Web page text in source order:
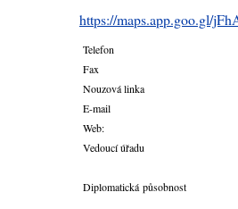
https://maps.app.goo.gl/
Telefon
Fax
Nouzová linka
E-mail
Web:
Vedoucí úřadu
Diplomatická působnost